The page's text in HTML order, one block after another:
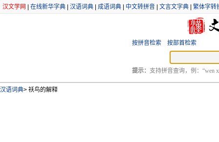
汉文学网 在线新华字典 汉语词典 成语词典 中文转拼音 文言文字典 繁体字转
按拼音检索 按部首检索
提示： 支持拼音查询，例：“wen
汉语词典> 祅鸟的解释